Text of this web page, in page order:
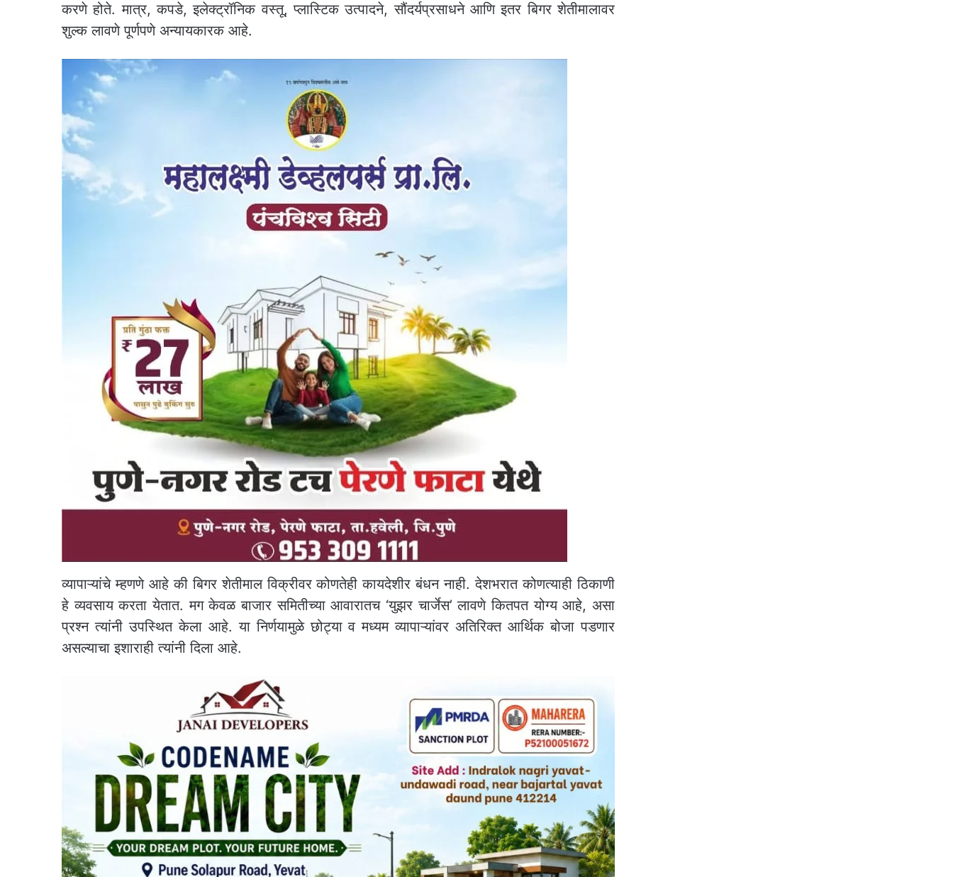
करणे होते. मात्र, कपडे, इलेक्ट्रॉनिक वस्तू, प्लास्टिक उत्पादने, सौंदर्यप्रसाधने आणि इतर बिगर शेतीमालावर
शुल्क लावणे पूर्णपणे अन्यायकारक आहे.
व्यापाऱ्यांचे म्हणणे आहे की बिगर शेतीमाल विक्रीवर कोणतेही कायदेशीर बंधन नाही. देशभरात कोणत्याही ठिकाणी
हे व्यवसाय करता येतात. मग केवळ बाजार समितीच्या आवारातच ‘युझर चार्जेस’ लावणे कितपत योग्य आहे, असा
प्रश्न त्यांनी उपस्थित केला आहे. या निर्णयामुळे छोट्या व मध्यम व्यापाऱ्यांवर अतिरिक्त आर्थिक बोजा पडणार
असल्याचा इशाराही त्यांनी दिला आहे.